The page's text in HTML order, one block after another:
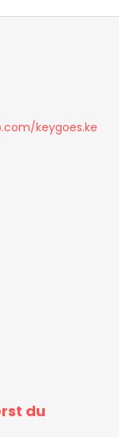
keygoes.ke
du